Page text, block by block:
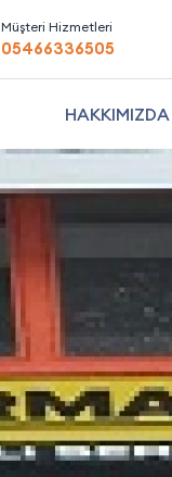
Müşteri Hizmetleri
05466336505
HAKKIMIZDA